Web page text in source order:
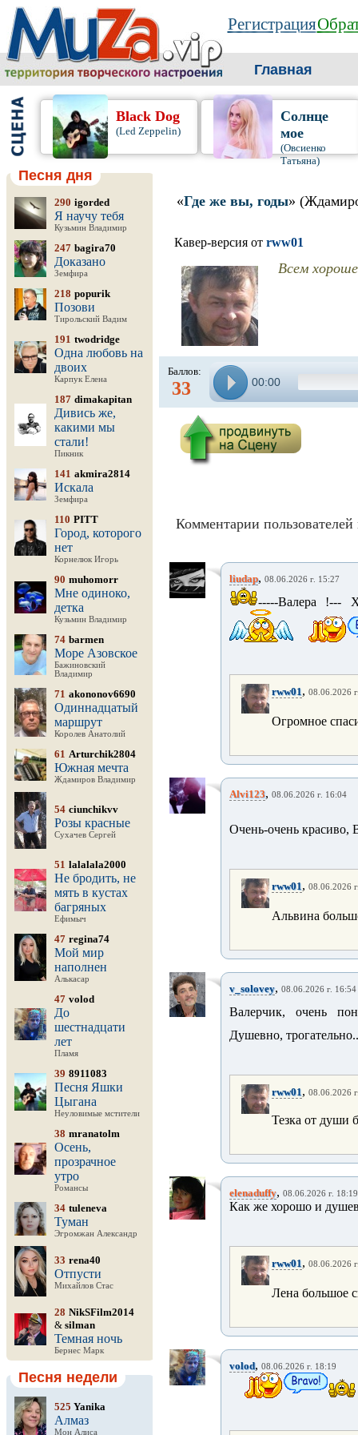
Регистрация
Главная
Black Dog
(Led Zeppelin)
Солнце
мое
(Овсиенко
Татьяна)
Песня дня
290 igorded
Я научу тебя
Кузьмин Владимир
247 bagira70
Доказано
Земфира
218 popurik
Позови
Тирольский Вадим
191 twodridge
Одна любовь на
двоих
Карпук Елена
187 dimakapitan
Дивись же,
какими мы
стали!
Пикник
141 akmira2814
Искала
Земфира
110 PITT
Город, которого
нет
Корнелюк Игорь
90 muhomorr
Мне одиноко,
детка
Кузьмин Владимир
74 barmen
Море Азовское
Бажиновский
Владимир
71 akononov6690
Одиннадцатый
маршрут
Королев Анатолий
61 Arturchik2804
Южная мечта
Ждамиров Владимир
54 ciunchikvv
Розы красные
Сухачев Сергей
51 lalalala2000
Не бродить, не
мять в кустах
багряных
Ефимыч
47 regina74
Мой мир
наполнен
Алькасар
47 volod
До
шестнадцати
лет
Пламя
39 8911083
Песня Яшки
Цыгана
Неуловимые мстители
38 mranatolm
Осень,
прозрачное
утро
Романсы
34 tuleneva
Туман
Эгромжан Александр
33 rena40
Отпусти
Михайлов Стас
28 NikSFilm2014
& silman
Темная ночь
Бернес Марк
Песня недели
525 Yanika
Алмаз
Мон Алиса
«Где же вы, годы»
Кавер-версия от rww01
Всем
Баллов:
33 00:00
Комментарии пользователей
liudap, 08.06.2026 г. 15:27
-----Валера !---
rww01, 08.06.2026
Огромное
Alvi123, 08.06.2026 г. 16:04
Очень-очень красиво,
rww01, 08.06.2026
Альвина
v_solovey, 08.06.2026 г. 16:54
Валерчик, очень
Душевно,
rww01, 08.06.2026
Тезка от души
elenaduffy, 08.06.2026 г. 18:19
Как же хорошо и
rww01, 08.06.2026
Лена большое
volod, 08.06.2026 г. 18:19